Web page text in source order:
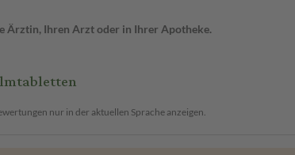
Ärztin, Ihren Arzt oder in Ihrer Apotheke.
nur in der aktuellen Sprache anzeigen.